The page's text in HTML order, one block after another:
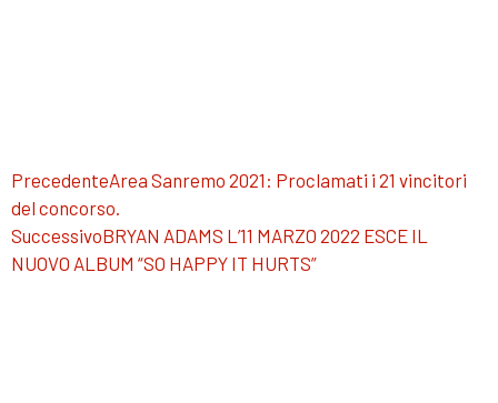
PrecedenteArea Sanremo 2021: Proclamati i 21 vincitori
del concorso.
SuccessivoBRYAN ADAMS L’11 MARZO 2022 ESCE IL
NUOVO ALBUM “SO HAPPY IT HURTS”